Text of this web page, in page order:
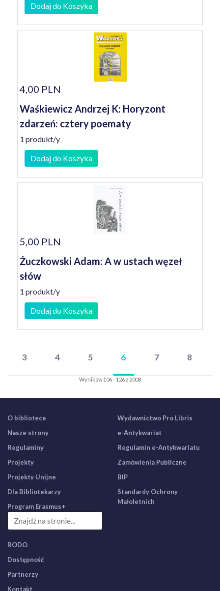
Dodaj do Koszyka
4,00 PLN
Waśkiewicz Andrzej K: Horyzont
zdarzeń: cztery poematy
1 produkt/y
Dodaj do Koszyka
5,00 PLN
Żuczkowski Adam: A w ustach węzeł
słów
1 produkt/y
Dodaj do Koszyka
3 4 5 6 7 8
Wyników 106 - 126 z 2008
O bibliotece
Nasze strony
Regulaminy
Projekty
Projekty Unijne
Dla Bibliotekarzy
Program Erasmus+
Wydawnictwo Pro Libris
e-Antykwariat
Regulamin e-Antykwariatu
Zamówienia Publiczne
BIP
Standardy Ochrony
Małoletnich
RODO
Dostępność
Partnerzy
Kontakt